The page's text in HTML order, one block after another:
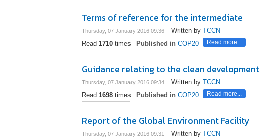
Terms of reference for the intermediate
Thursday, 07 January 2016 09:36 Written by TCCN
Read 1710 times Published in COP20 Read more...
Guidance relating to the clean development
Thursday, 07 January 2016 09:34 Written by TCCN
Read 1698 times Published in COP20 Read more...
Report of the Global Environment Facility
Thursday, 07 January 2016 09:31 Written by TCCN